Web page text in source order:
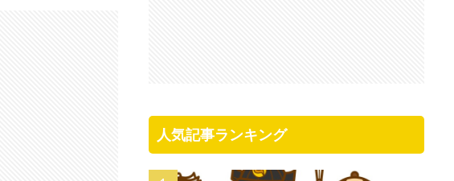
人気記事ランキング